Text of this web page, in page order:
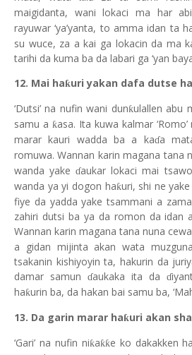
maigidanta, wani lokaci ma har
rayuwar‘ya’yanta, to amma idan ta
su wuce, za a kai ga lokacin da ma
tarihi da kuma ba da labari ga ‘yan
12. Mai haƙuri yakan dafa dutse
‘Dutsi’ na nufin wani dunƙulallen abu
samu a ƙasa. Ita kuwa kalmar
marar kauri wadda ba a kaɗa
romuwa. Wannan karin magana tana
wanda yakeɗaukar lokaci mai
wanda ya yi dogon haƙuri, shi ne
fiye da yadda yake tsammani a
zahiri dutsi ba ya da romon da idan
Wannan karin magana tana nuna
a gidan mijinta akan wata
tsakanin kishiyoyin ta, hakurin da
damar samun
ɗaukaka ita da ɗ
haƙurin ba, da hakan bai samu ba,
13. Da garin marar haƙuri akan
‘Gari’ na nufin niƙaƙƙe ko dakakken